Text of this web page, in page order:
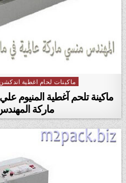
Posted in
ماكينات لحام اغطية
ماركة